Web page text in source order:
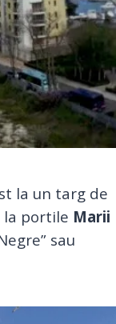
la un targ de
la portile Marii
sau